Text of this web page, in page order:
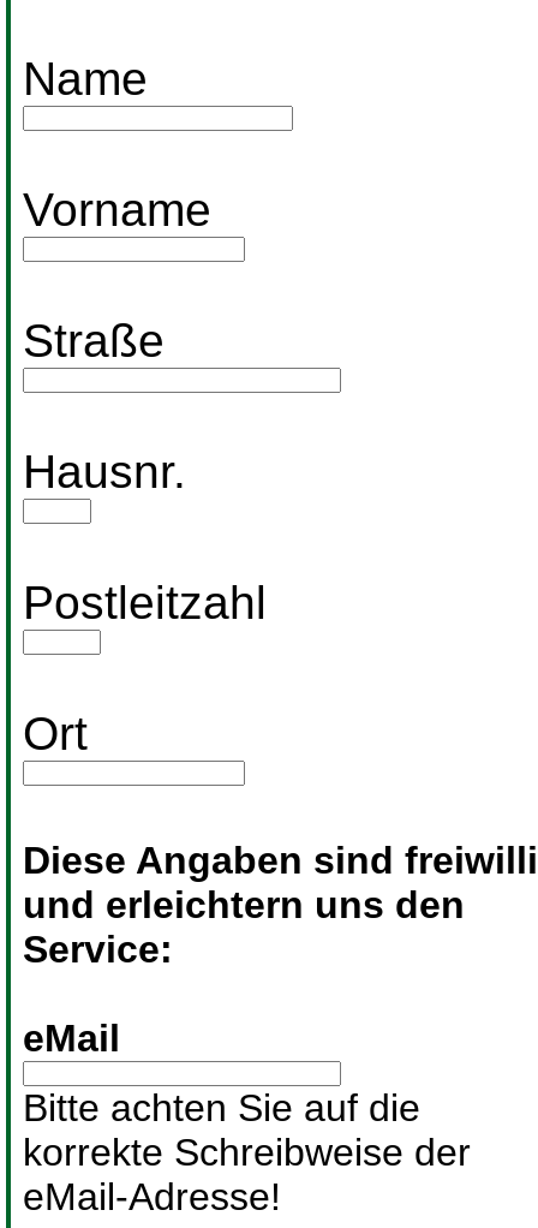
Name
Vorname
Straße
Hausnr.
Postleitzahl
Ort
Diese Angaben sind
und erleichtern uns den
Service:
eMail
Bitte achten Sie auf die
korrekte Schreibweise der
eMail-Adresse!